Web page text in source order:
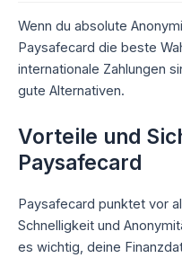
Wenn du absolute
Paysafecard die beste
internationale Zahlungen
gute Alternativen.
Vorteile und
Paysafecard
Paysafecard punktet vor
Schnelligkeit und
es wichtig, deine